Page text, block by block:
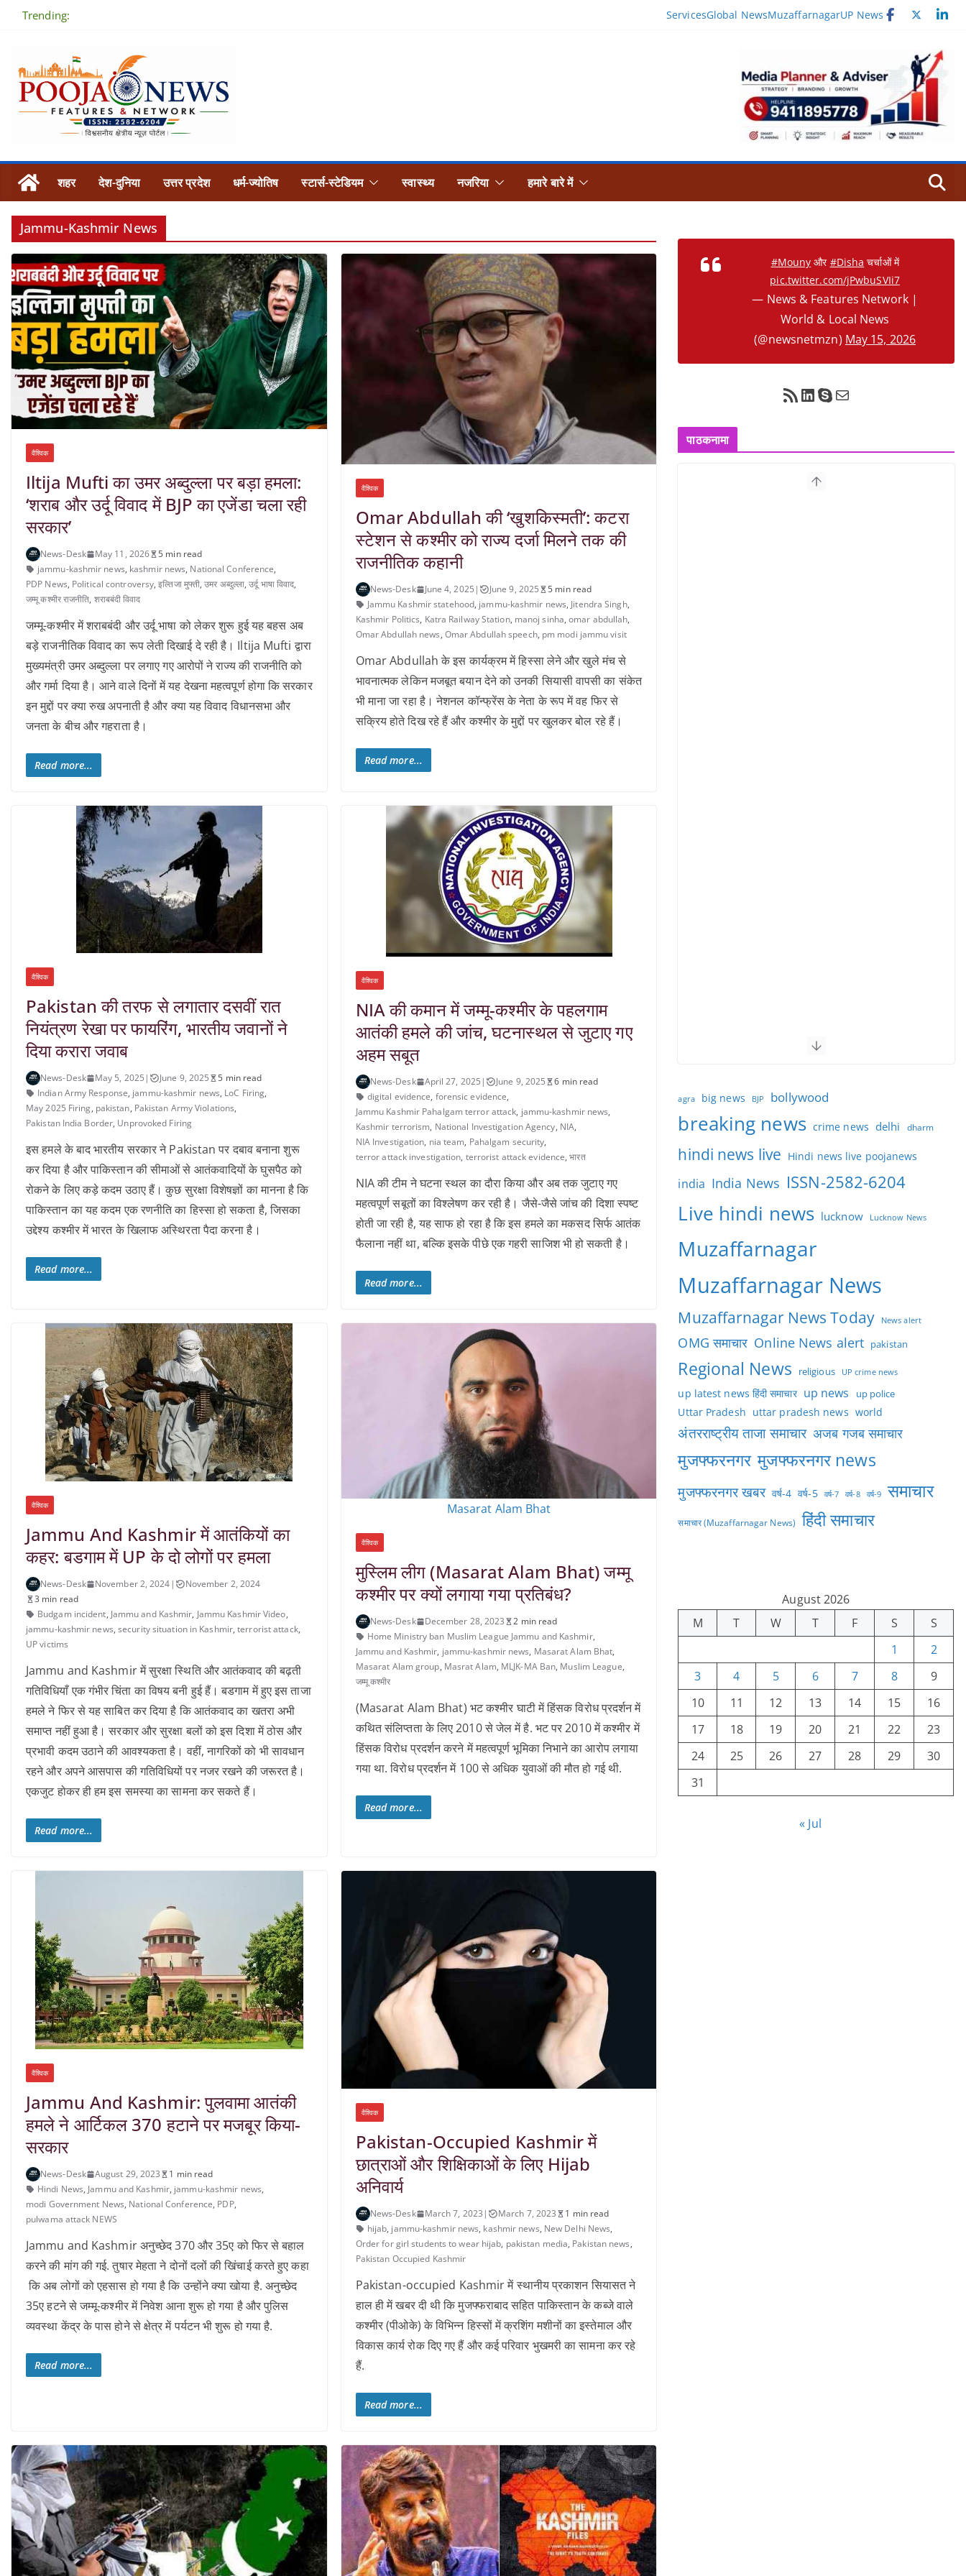
Trending: ServicesGlobal NewsMuzaffarnagarUP News
शहर देश-दुनिया उत्तर प्रदेश धर्म-ज्योतिष स्टार्स-स्टेडियम स्वास्थ्य नजरिया हमारे बारे में
Jammu-Kashmir News
वैश्विक
Iltija Mufti का उमर अब्दुल्ला पर बड़ा हमला:
‘शराब और उर्दू विवाद में BJP का एजेंडा चला रही
सरकार’
News-Desk May 11, 2026
5 min read
jammu-kashmir news, kashmir news, National Conference,
PDP News, Political controversy,इल्तिजा मुफ्ती,उमर अब्दुल्ला,उर्दू भाषा विवाद,
जम्मू कश्मीर राजनीति, शराबबंदी विवाद
जम्मू-कश्मीर में शराबबंदी और उर्दू भाषा को लेकर शुरू हुई यह बहस अब
बड़े राजनीतिक विवाद का रूप लेती दिखाई दे रही है। Iltija Mufti द्वारा
मुख्यमंत्री उमर अब्दुल्ला पर लगाए गए आरोपों ने राज्य की राजनीति को
और गर्मा दिया है। आने वाले दिनों में यह देखना महत्वपूर्ण होगा कि सरकार
इन मुद्दों पर क्या रुख अपनाती है और क्या यह विवाद विधानसभा और
जनता के बीच और गहराता है।
Read more...
वैश्विक
Omar Abdullah की ‘खुशकिस्मती’: कटरा
स्टेशन से कश्मीर को राज्य दर्जा मिलने तक की
राजनीतिक कहानी
News-Desk June 4, 2025 | June 9, 2025
5 min read
Jammu Kashmir statehood, jammu-kashmir news, Jitendra Singh,
Kashmir Politics, Katra Railway Station, manoj sinha,omar abdullah,
Omar Abdullah news, Omar Abdullah speech, pm modi jammu visit
Omar Abdullah के इस कार्यक्रम में हिस्सा लेने और खुले मंच से
भावनात्मक लेकिन मजबूत बयान देने को उनकी सियासी वापसी का संकेत
भी माना जा रहा है। नेशनल कॉन्फ्रेंस के नेता के रूप में वह फिर से
सक्रिय होते दिख रहे हैं और कश्मीर के मुद्दों पर खुलकर बोल रहे हैं।
Read more...
वैश्विक
Pakistan की तरफ से लगातार दसवीं रात
नियंत्रण रेखा पर फायरिंग, भारतीय जवानों ने
दिया करारा जवाब
News-Desk May 5, 2025 | June 9, 2025
5 min read
Indian Army Response, jammu-kashmir news, LoC Firing,
May 2025 Firing, pakistan, Pakistan Army Violations,
Pakistan India Border, Unprovoked Firing
इस हमले के बाद भारतीय सरकार ने Pakistan पर दबाव बनाना शुरू
कर दिया है और पाकिस्तान की सीमाओं से आतंकवादियों के घुसपैठ को
रोकने के लिए कड़े कदम उठाए हैं। कुछ सुरक्षा विशेषज्ञों का मानना है कि
पाकिस्तान का यह कदम एक रणनीति का हिस्सा हो सकता है, जिसका
उद्देश्य कश्मीर में भारत के खिलाफ अस्थिरता पैदा करना है।
Read more...
वैश्विक
NIA की कमान में जम्मू-कश्मीर के पहलगाम
आतंकी हमले की जांच, घटनास्थल से जुटाए गए
अहम सबूत
News-Desk April 27, 2025 | June 9, 2025
6 min read
digital evidence, forensic evidence,
Jammu Kashmir Pahalgam terror attack, jammu-kashmir news,
Kashmir terrorism, National Investigation Agency, NIA,
NIA Investigation, nia team, Pahalgam security,
terror attack investigation, terrorist attack evidence,भारत
NIA की टीम ने घटना स्थल का दौरा किया और अब तक जुटाए गए
महत्वपूर्ण सबूतों का विश्लेषण कर रही है। जैसे-जैसे जांच की दिशा स्पष्ट
होती जा रही है, यह साफ हो रहा है कि इस हमले का मकसद सिर्फ आतंक
फैलाना नहीं था, बल्कि इसके पीछे एक गहरी साजिश भी हो सकती है।
Read more...
वैश्विक
Jammu And Kashmir में आतंकियों का
कहर: बडगाम में UP के दो लोगों पर हमला
News-Desk November 2, 2024 |
November 2, 2024
3 min read
Budgam incident, Jammu and Kashmir, Jammu Kashmir Video,
jammu-kashmir news,security situation in Kashmir,terrorist attack,
UP victims
Jammu and Kashmir में सुरक्षा स्थिति और आतंकवाद की बढ़ती
गतिविधियाँ एक गंभीर चिंता का विषय बनी हुई हैं। बडगाम में हुए इस ताजा
हमले ने फिर से यह साबित कर दिया है कि आतंकवाद का खतरा अभी
समाप्त नहीं हुआ है। सरकार और सुरक्षा बलों को इस दिशा में ठोस और
प्रभावी कदम उठाने की आवश्यकता है। वहीं, नागरिकों को भी सावधान
रहने और अपने आसपास की गतिविधियों पर नजर रखने की जरूरत है।
एकजुट होकर ही हम इस समस्या का सामना कर सकते हैं।
Read more...
Masarat Alam Bhat
वैश्विक
मुस्लिम लीग (Masarat Alam Bhat) जम्मू
कश्मीर पर क्यों लगाया गया प्रतिबंध?
News-Desk December 28, 2023
2 min read
Home Ministry ban Muslim League Jammu and Kashmir,
Jammu and Kashmir, jammu-kashmir news, Masarat Alam Bhat,
Masarat Alam group, Masrat Alam, MLJK-MA Ban, Muslim League,
जम्मू कश्मीर
(Masarat Alam Bhat) भट कश्मीर घाटी में हिंसक विरोध प्रदर्शन में
कथित संलिप्तता के लिए 2010 से जेल में है. भट पर 2010 में कश्मीर में
हिंसक विरोध प्रदर्शन करने में महत्वपूर्ण भूमिका निभाने का आरोप लगाया
गया था. विरोध प्रदर्शन में 100 से अधिक युवाओं की मौत हो गई थी.
Read more...
वैश्विक
Jammu And Kashmir: पुलवामा आतंकी
हमले ने आर्टिकल 370 हटाने पर मजबूर किया-
सरकार
News-Desk August 29, 2023
1 min read
Hindi News, Jammu and Kashmir, jammu-kashmir news,
modi Government News, National Conference, PDP,
pulwama attack NEWS
Jammu and Kashmir अनुच्छेद 370 और 35ए को फिर से बहाल
करने की मांग की गई. तुषार मेहता ने दोनों दलों की खिंचाई करते हुए कहा
कि अब लोगों को एहसास हो गया है कि उन्होंने क्या खोया है. अनुच्छेद
35ए हटने से जम्मू-कश्मीर में निवेश आना शुरू हो गया है और पुलिस
व्यवस्था केंद्र के पास होने से क्षेत्र में पर्यटन भी शुरू हो गया है.
Read more...
वैश्विक
Pakistan-Occupied Kashmir में
छात्राओं और शिक्षिकाओं के लिए Hijab
अनिवार्य
News-Desk March 7, 2023 | March 7, 2023
1 min read
hijab, jammu-kashmir news, kashmir news, New Delhi News,
Order for girl students to wear hijab, pakistan media, Pakistan news,
Pakistan Occupied Kashmir
Pakistan-occupied Kashmir में स्थानीय प्रकाशन सियासत ने
हाल ही में खबर दी थी कि मुजफ्फराबाद सहित पाकिस्तान के कब्जे वाले
कश्मीर (पीओके) के विभिन्न हिस्सों में क्रशिंग मशीनों का इस्तेमाल और
विकास कार्य रोक दिए गए हैं और कई परिवार भुखमरी का सामना कर रहे
हैं.
Read more...
#Mouny और #Disha चर्चाओं में
pic.twitter.com/jPwbuSVIi7
— News & Features Network |
World & Local News
(@newsnetmzn) May 15, 2026
RSS Feed LinkedIn Skype Mail
पाठकनामा
agra big news BJP bollywood
breaking news crime news delhi dharm
hindi news live Hindi news live poojanews
india India News ISSN-2582-6204
Live hindi news lucknow Lucknow News
Muzaffarnagar
Muzaffarnagar News
Muzaffarnagar News Today News alert
OMG समाचार Online News alert pakistan
Regional News religious UP crime news
up latest news हिंदी समाचार up news up police
Uttar Pradesh uttar pradesh news world
अंतरराष्ट्रीय ताजा समाचार अजब गजब समाचार
मुजफ्फरनगर मुजफ्फरनगर news
मुजफ्फरनगर खबर वर्ष-4 वर्ष-5 वर्ष-7 वर्ष-8 वर्ष-9 समाचार
समाचार (Muzaffarnagar News) हिंदी समाचार
August 2026
M
T W T F S
S
1
2
3
4 5 6 7 8
9
10
11 12 13 14 15
16
17
18 19 20 21 22
23
24
25 26 27 28 29
30
31
« Jul